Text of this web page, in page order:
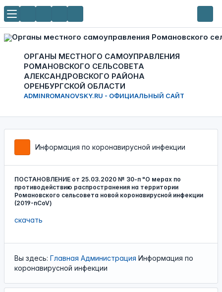
ОРГАНЫ МЕСТНОГО САМОУПРАВЛЕНИЯ
РОМАНОВСКОГО СЕЛЬСОВЕТА
АЛЕКСАНДРОВСКОГО РАЙОНА
ОРЕНБУРГСКОЙ ОБЛАСТИ
ADMINROMANOVSKY.RU - ОФИЦИАЛЬНЫЙ САЙТ
Информация по коронавирусной инфекции
ПОСТАНОВЛЕНИЕ от 25.03.2020 № 30-п "О мерах по
противодействию распространения на территории
Романовского сельсовета новой коронавирусной инфекции
(2019-nCoV)
скачать
Вы здесь: Главная Администрация Информация по
коронавирусной инфекции